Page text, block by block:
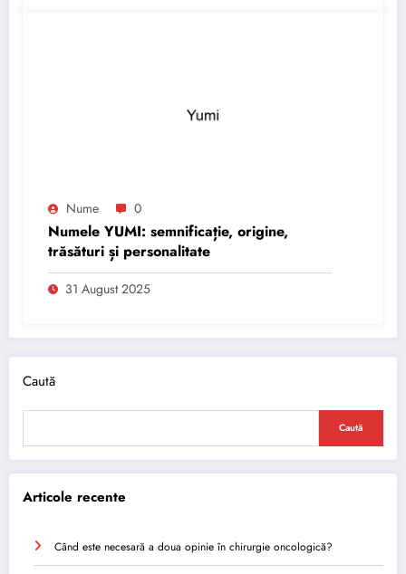
Nume 0
Numele YUMI: semnificație, origine,
trăsături și personalitate
31 August 2025
Caută
Caută
Articole recente
Când este necesară a doua opinie în chirurgie oncologică?